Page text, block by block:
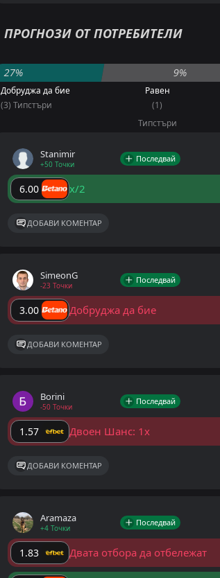
ПРОГНОЗИ ОТ ПОТРЕБИТЕЛИ
27% 9%
Добруджа да бие
(3) Типстъри
Равен
(1)
Типстъри
Stanimir
+50 Точки
Последвай
6.00 x/2
ДОБАВИ КОМЕНТАР
SimeonG
-23 Точки
Последвай
3.00 Добруджа да бие
ДОБАВИ КОМЕНТАР
Borini
-50 Точки
Последвай
1.57 Двоен Шанс: 1x
ДОБАВИ КОМЕНТАР
Aramaza
+4 Точки
Последвай
1.83 Двата отбора да отбележат